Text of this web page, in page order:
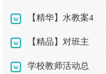
职信3篇【精华】水教案4
篇 【精品】对班主
任的工作计划汇编八
学校教师活动总